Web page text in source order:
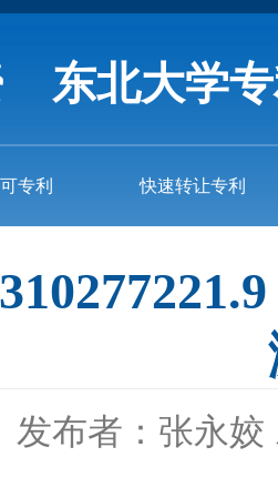
东北大学
专利 快速转让专利
发布者：张永姣